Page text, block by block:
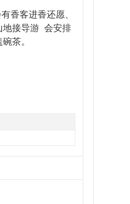
香客进香还愿、
地接导游 会安排
茶。